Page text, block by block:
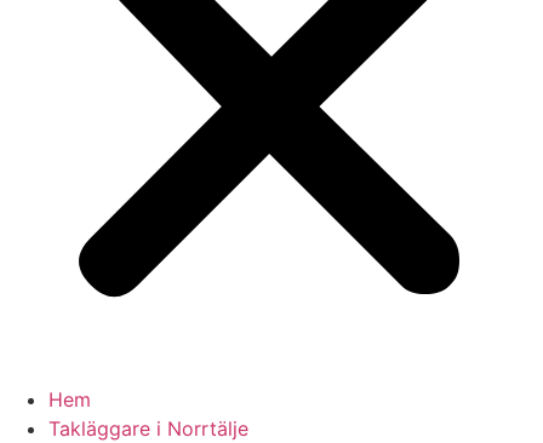
Hem
Takläggare i Norrtälje